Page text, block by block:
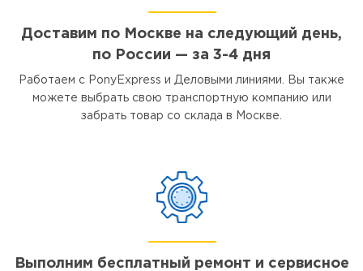
Доставим по Москве на следующий день,
по России — за 3-4 дня
Работаем с PonyExpress и Деловыми линиями. Вы также
можете выбрать свою транспортную компанию или
забрать товар со склада в Москве.
Выполним бесплатный ремонт и сервисное